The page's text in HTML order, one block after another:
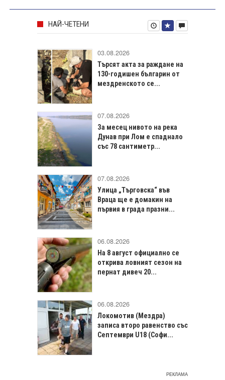
НАЙ-ЧЕТЕНИ
03.08.2026
Търсят акта за раждане на
130-годишен българин от
мездренското се...
07.08.2026
За месец нивото на река
Дунав при Лом е спаднало
със 78 сантиметр...
07.08.2026
Улица „Търговска“ във
Враца щe е домакин на
първия в града празни...
06.08.2026
На 8 август официално се
открива ловният сезон на
пернат дивеч 20...
06.08.2026
Локомотив (Мездра)
записа второ равенство със
Септември U18 (Софи...
РЕКЛАМА